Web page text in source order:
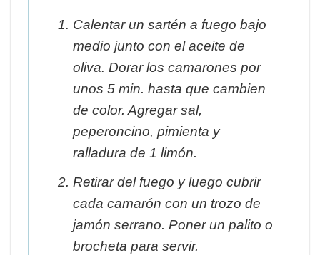
Calentar un sartén a fuego bajo
medio junto con el aceite de
oliva. Dorar los camarones por
unos 5 min. hasta que cambien
de color. Agregar sal,
peperoncino, pimienta y
ralladura de 1 limón.
Retirar del fuego y luego cubrir
cada camarón con un trozo de
jamón serrano. Poner un palito o
brocheta para servir.